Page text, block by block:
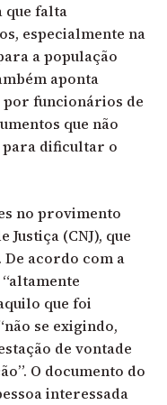
que falta
especialmente na
a população
aponta
funcionários de
que não
para dificultar o
no provimento
Justiça (CNJ), que
De acordo com a
que foi
se exigindo,
de vontade
O documento do
interessada